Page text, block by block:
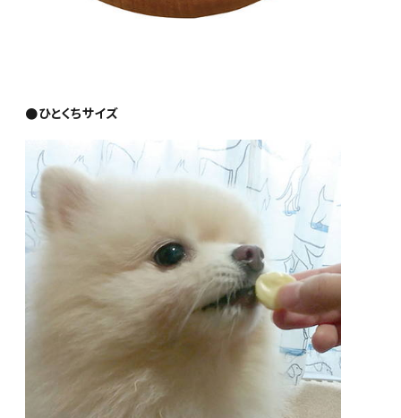
●ひとくちサイズ